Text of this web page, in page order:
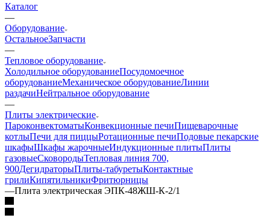
Каталог
—
Оборудование
ОстальноеЗапчасти
—
Тепловое оборудование
Холодильное оборудованиеПосудомоечное
оборудованиеМеханическое оборудованиеЛинии
раздачиНейтральное оборудование
—
Плиты электрические
ПароконвектоматыКонвекционные печиПищеварочные
котлыПечи для пиццыРотационные печиПодовые пекарские
шкафыШкафы жарочныеИндукционные плитыПлиты
газовыеСковородыТепловая линия 700,
900ДегидраторыПлиты-табуретыКонтактные
грилиКипятильникиФритюрницы
—Плита электрическая ЭПК-48ЖШ-К-2/1